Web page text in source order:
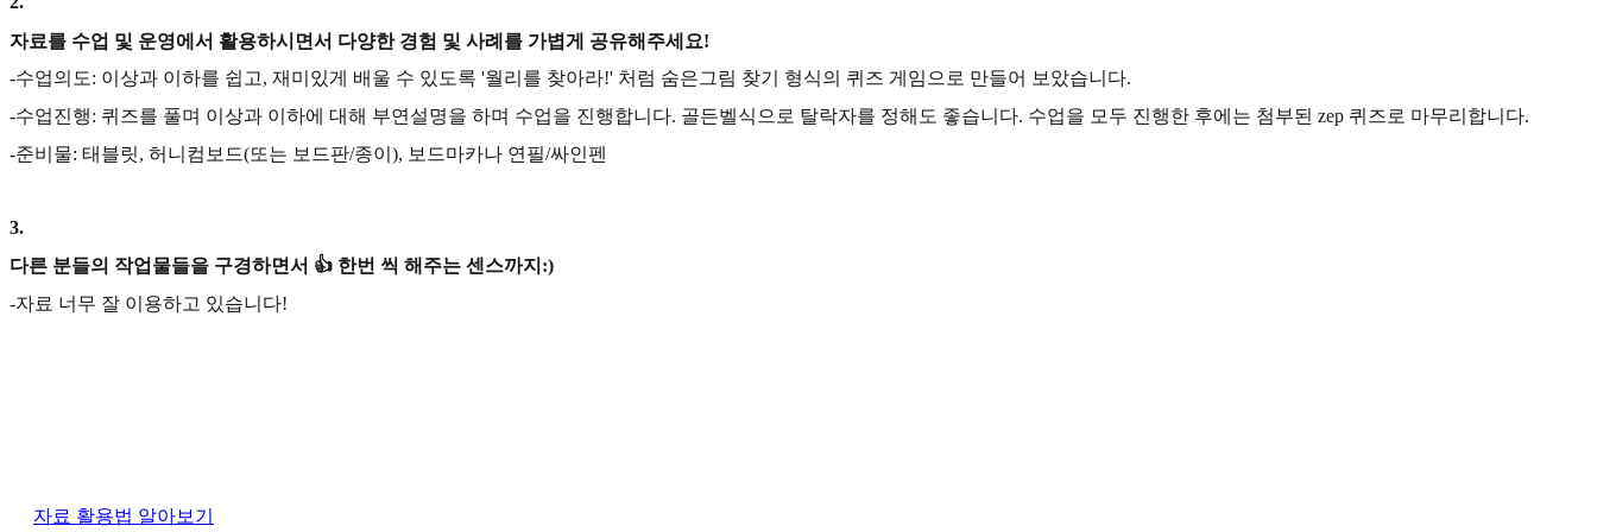
자료를 수업 및 운영에서 활용하시면서 다양한 경험 및 사례를 가볍게 공유해주세요!
-수업의도: 이상과 이하를 쉽고, 재미있게 배울 수 있도록 '월리를 찾아라!' 처럼 숨은그림 찾기 형식의 퀴즈 게임으로 만들어 보았습니다.
-수업진행: 퀴즈를 풀며 이상과 이하에 대해 부연설명을 하며 수업을 진행합니다. 골든벨식으로 탈락자를 정해도 좋습니다. 수업을 모두 진행한 후에는 첨부된 zep 퀴즈로 마무리합니다.
-준비물: 태블릿, 허니컴보드(또는 보드판/종이), 보드마카나 연필/싸인펜
3.
다른 분들의 작업물들을 구경하면서 👍 한번 씩 해주는 센스까지:)
-자료 너무 잘 이용하고 있습니다!
자료 활용법 알아보기